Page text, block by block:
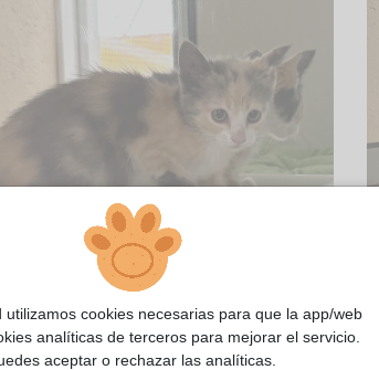
utilizamos cookies necesarias para que la app/web
analíticas de terceros para mejorar el servicio.
aceptar o rechazar las analíticas.